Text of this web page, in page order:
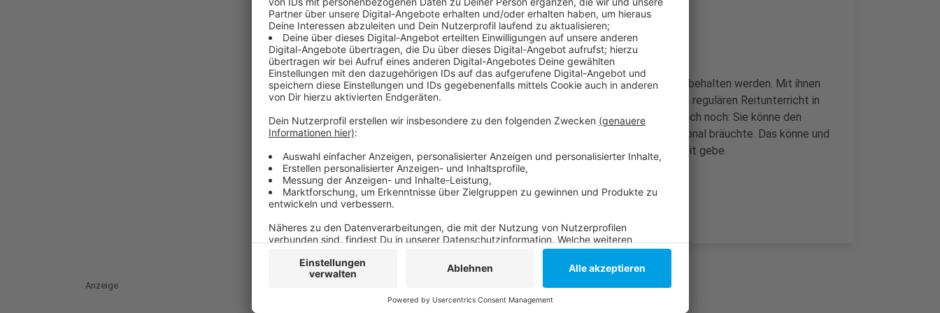
Anzeige
Die meisten der Pferde sollen verkauft, nur vier Therapie-Pferde behalten werden. Mit ihnen
soll das pädagogische Angebot ausgebaut werden, das durch den regulären Reitunterricht in
letzter Zeit oft zu kurz gekommen sei. Die Pächterin betonnte auch noch: Sie könne den
Betrieb nicht so weiterführen wie bisher, weil sie dafür mehr Personal bräuchte. Das könne und
wolle sie aber nicht einstellen, solange es keine Planungssicherheit gebe.
Anzeige
Anzeige